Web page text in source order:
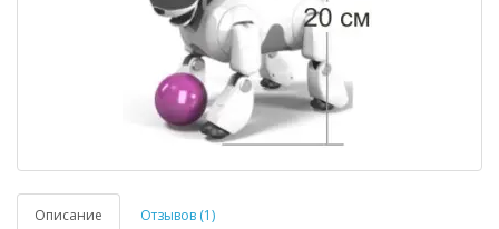
Описание Отзывов (1)